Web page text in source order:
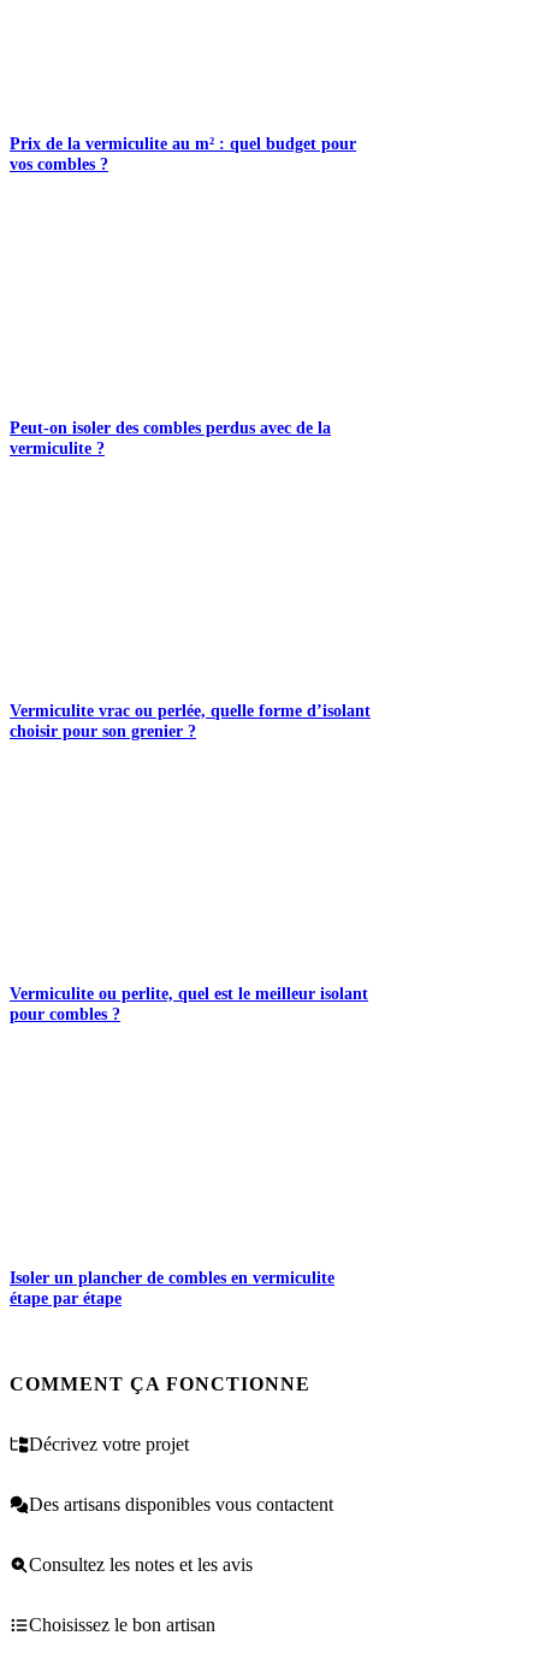
Prix de la vermiculite au m² : quel budget pour
vos combles ?
Peut-on isoler des combles perdus avec de la
vermiculite ?
Vermiculite vrac ou perlée, quelle forme d’isolant
choisir pour son grenier ?
Vermiculite ou perlite, quel est le meilleur isolant
pour combles ?
Isoler un plancher de combles en vermiculite
étape par étape
COMMENT ÇA FONCTIONNE
Décrivez votre projet
Des artisans disponibles vous contactent
Consultez les notes et les avis
Choisissez le bon artisan